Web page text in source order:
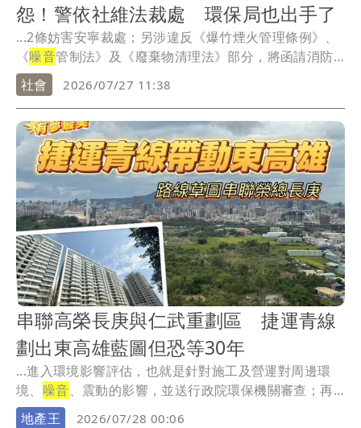
怨！警依社維法裁處 環保局也出手了
...2條妨害安寧裁處；另涉違反《爆竹煙火管理條例》、
《噪音管制法》及《廢棄物清理法》部分，將函請消防
局及...
社會 2026/07/27 11:38
串聯高榮長庚與仁武重劃區 捷運青線
劃出東高雄藍圖但恐等30年
...進入環境影響評估，也就是針對施工及營運對周邊環
境、 噪音、震動的影響，並送行政院環保機關審查；再
來則為...
地產王 2026/07/28 00:06